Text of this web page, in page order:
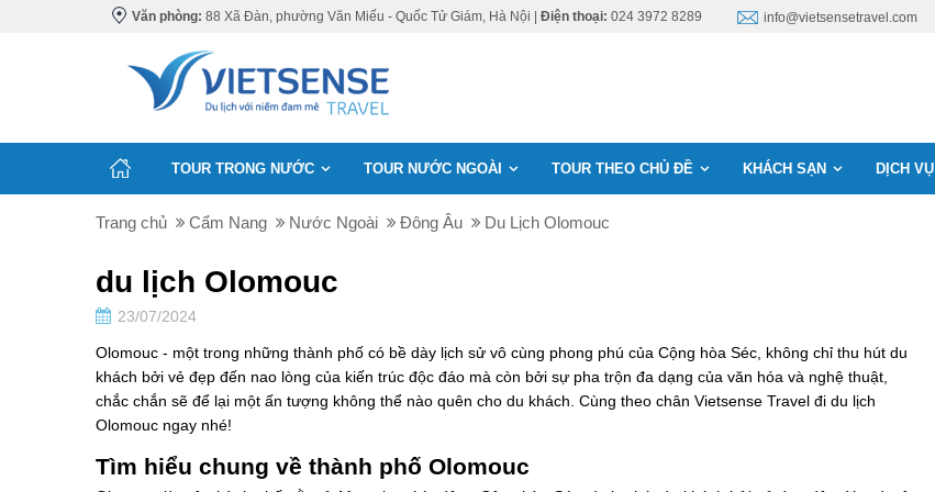
Văn phòng: 88 Xã Đàn, phường Văn Miếu - Quốc Tử Giám, Hà Nội | Điện thoại: 024 3972 8289 info@vietsensetravel.com
TOUR TRONG NƯỚC TOUR NƯỚC NGOÀI TOUR THEO CHỦ ĐỀ KHÁCH SẠN DỊCH VỤ
Trang chủ Cẩm Nang Nước Ngoài Đông Âu Du Lịch Olomouc
du lịch Olomouc
23/07/2024
Olomouc - một trong những thành phố có bề dày lịch sử vô cùng phong phú của Cộng hòa Séc, không chỉ thu hút du
khách bởi vẻ đẹp đến nao lòng của kiến trúc độc đáo mà còn bởi sự pha trộn đa dạng của văn hóa và nghệ thuật,
chắc chắn sẽ để lại một ấn tượng không thể nào quên cho du khách. Cùng theo chân Vietsense Travel đi du lịch
Olomouc ngay nhé!
Tìm hiểu chung về thành phố Olomouc